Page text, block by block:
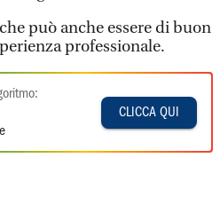
può anche essere di buon
professionale.
CLICCA QUI